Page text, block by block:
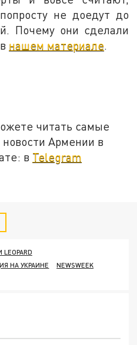
не доедут до
Почему они сделали
нашем материале.
читать самые
Армении в
в Telegram
НА УКРАИНЕ
NEWSWEEK